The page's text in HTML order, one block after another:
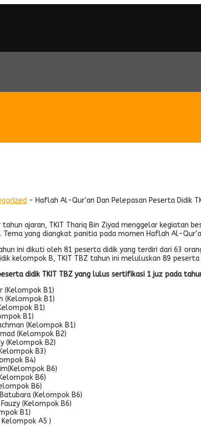
- Haflah Al-Qur’an Dan Pelepasan Peserta Didik
tahun ajaran, TKIT Thariq Bin Ziyad menggelar kegiatan
Tema yang diangkat panitia pada momen Haflah Al-
ini dikuti oleh 81 peserta didik yang terdiri dari 63
kelompok B, TKIT TBZ tahun ini meluluskan 89
didik TKIT TBZ yang lulus sertifikasi 1 juz pada
(Kelompok B1)
(Kelompok B1)
B1)
B1)
(Kelompok B1)
(Kelompok B2)
(Kelompok B2)
B3)
B4)
B6)
B6)
B6)
(Kelompok B6)
(Kelompok B6)
B1)
A5 )